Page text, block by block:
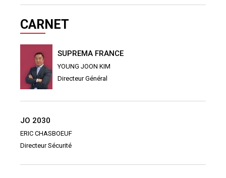
CARNET
SUPREMA FRANCE
YOUNG JOON KIM
Directeur Général
JO 2030
ERIC CHASBOEUF
Directeur Sécurité